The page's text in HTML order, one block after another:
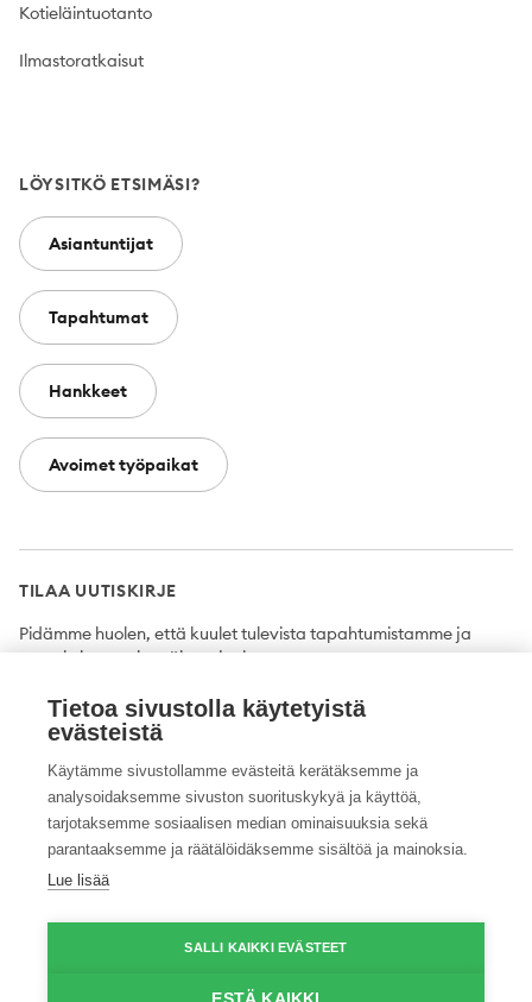
Kotieläintuotanto
Ilmastoratkaisut
LÖYSITKÖ ETSIMÄSI?
Asiantuntijat
Tapahtumat
Hankkeet
Avoimet työpaikat
TILAA UUTISKIRJE
Pidämme huolen, että kuulet tulevista tapahtumistamme ja
uutuuksista ensimmäisten joukossa.
Tilaa
Twitter FacebookYouTubeInstagramLinkedIn
Tietoa sivustolla käytetyistä
evästeistä
Käytämme sivustollamme evästeitä kerätäksemme ja
analysoidaksemme sivuston suorituskykyä ja käyttöä,
tarjotaksemme sosiaalisen median ominaisuuksia sekä
parantaaksemme ja räätälöidäksemme sisältöä ja mainoksia.
Lue lisää
SALLI KAIKKI EVÄSTEET